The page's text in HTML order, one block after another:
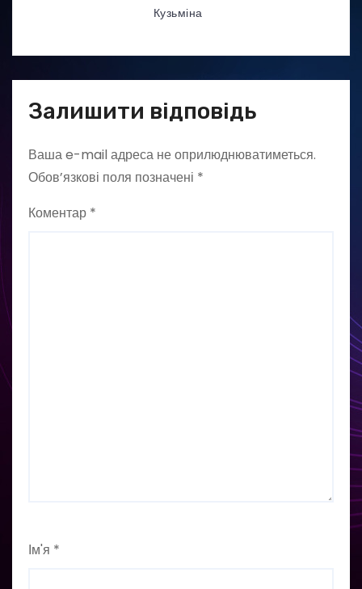
Кузьміна
Залишити відповідь
Ваша e-mail адреса не оприлюднюватиметься.
Обов’язкові поля позначені *
Коментар *
Ім'я *